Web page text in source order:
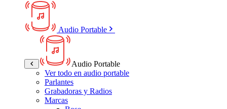
Audio Portable
Audio Portable
Ver todo en audio portable
Parlantes
Grabadoras y Radios
Marcas